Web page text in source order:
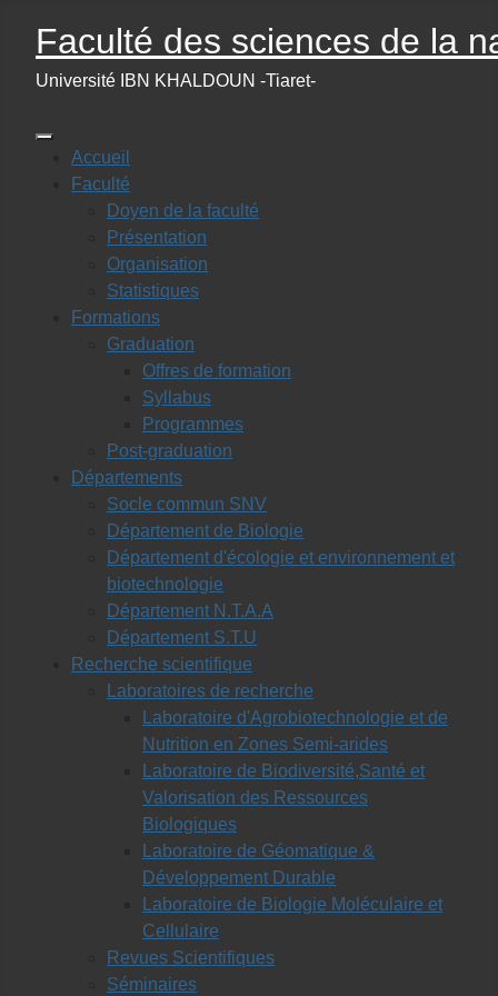
Faculté des sciences de la
Université IBN KHALDOUN -Tiaret-
Accueil
Faculté
Doyen de la faculté
Présentation
Organisation
Statistiques
Formations
Graduation
Offres de formation
Syllabus
Programmes
Post-graduation
Départements
Socle commun SNV
Département de Biologie
Département d'écologie et environnement et
biotechnologie
Département N.T.A.A
Département S.T.U
Recherche scientifique
Laboratoires de recherche
Laboratoire d'Agrobiotechnologie et de
Nutrition en Zones Semi-arides
Laboratoire de Biodiversité,Santé et
Valorisation des Ressources
Biologiques
Laboratoire de Géomatique &
Développement Durable
Laboratoire de Biologie Moléculaire et
Cellulaire
Revues Scientifiques
Séminaires